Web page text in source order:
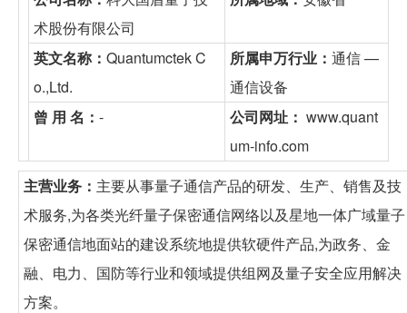
术股份有限公司
英文名称： Quantumctek C
o.,Ltd.
所属申万行业： 通信 —
通信设备
曾 用 名： - 公司网址： www.quant
um-info.com
主营业务： 主要从事量子通信产品的研发、生产、销售及技
术服务,为各类光纤量子保密通信网络以及星地一体广域量子
保密通信地面站的建设系统地提供软硬件产品,为政务、金
融、电力、国防等行业和领域提供组网及量子安全应用解决
方案。